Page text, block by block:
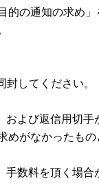
的の通知の求め
してください。
よび返信用切
がなかったも
数料を頂く場